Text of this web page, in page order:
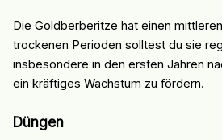
Die Goldberberitze hat einen
trockenen Perioden solltest du sie
insbesondere in den ersten Jahren
ein kräftiges Wachstum zu fördern.
Düngen